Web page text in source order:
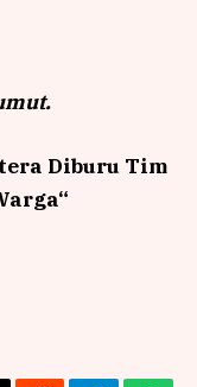
Diburu Tim
“